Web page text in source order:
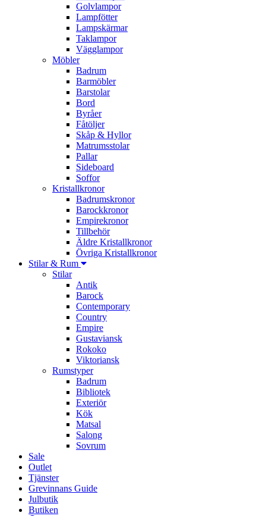
Golvlampor
Lampfötter
Lampskärmar
Taklampor
Vägglampor
Möbler
Badrum
Barmöbler
Barstolar
Bord
Byråer
Fåtöljer
Skåp & Hyllor
Matrumsstolar
Pallar
Sideboard
Soffor
Kristallkronor
Badrumskronor
Barockkronor
Empirekronor
Tillbehör
Äldre Kristallkronor
Övriga Kristallkronor
Stilar & Rum
Stilar
Antik
Barock
Contemporary
Country
Empire
Gustaviansk
Rokoko
Viktoriansk
Rumstyper
Badrum
Bibliotek
Exteriör
Kök
Matsal
Salong
Sovrum
Sale
Outlet
Tjänster
Grevinnans Guide
Julbutik
Butiken